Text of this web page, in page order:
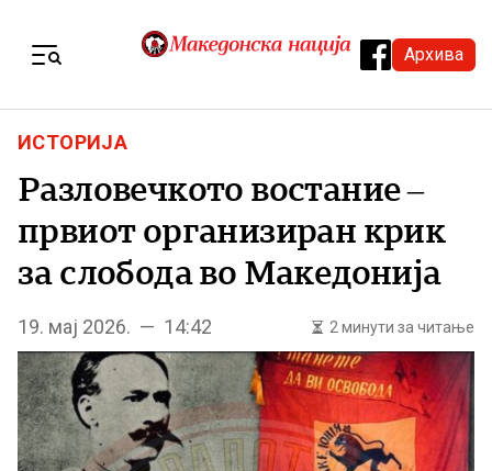
Архива
ИСТОРИЈА
Разловечкото востание –
првиот организиран крик
за слобода во Македонија
19. мај 2026. — 14:42 2 минути за читање